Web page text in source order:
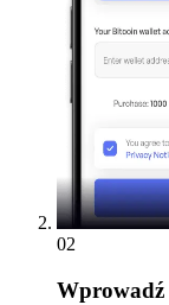
02
Wprowadź